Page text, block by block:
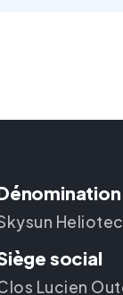
social
Lucien